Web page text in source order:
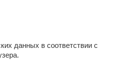
данных в соответствии с